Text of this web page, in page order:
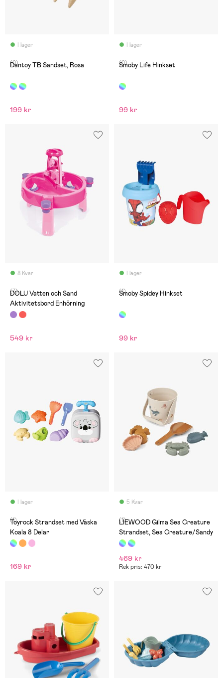
I lager
(0)
Dantoy TB Sandset, Rosa
199 kr
I lager
(0)
Smoby Life Hinkset
99 kr
8 Kvar
(7)
DOLU Vatten och Sand
Aktivitetsbord Enhörning
549 kr
I lager
(1)
Smoby Spidey Hinkset
99 kr
I lager
(1)
Toyrock Strandset med Väska
Koala 8 Delar
169 kr
5 Kvar
(1)
LIEWOOD Gilma Sea Creature
Strandset, Sea Creature/Sandy
469 kr
Rek pris: 470 kr